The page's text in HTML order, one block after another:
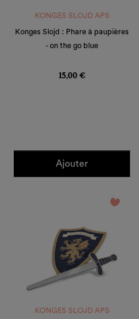
KONGES SLOJD APS
Konges Slojd : Phare à paupières
- on the go blue
15,00 €
Ajouter
favorite_border
KONGES SLOJD APS